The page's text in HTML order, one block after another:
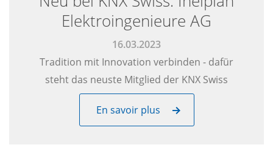
Elektroingenieure AG
16.03.2023
Tradition mit Innovation verbinden - dafür
steht das neuste Mitglied der KNX Swiss
En savoir plus